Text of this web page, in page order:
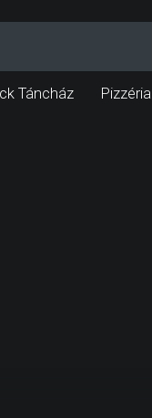
Táncház Pizzéria